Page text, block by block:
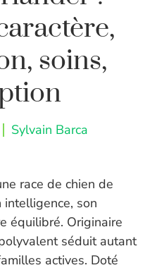
soins,
Sylvain Barca
race de chien de
intelligence, son
équilibré. Originaire
séduit autant
actives. Doté